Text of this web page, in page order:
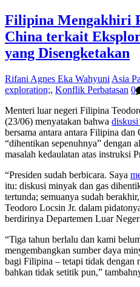
Filipina Mengakhiri
China terkait
yang Disengketakan
Rifani Agnes Eka Wahyuni Asia
exploration;, Konflik Perbatasan 0
Menteri luar negeri Filipina
(23/06) menyatakan bahwa diskusi
bersama antara antara Filipina
“dihentikan sepenuhnya” dengan
masalah kedaulatan atas instruksi
“Presiden sudah berbicara. Saya
itu: diskusi minyak dan gas
tertunda; semuanya sudah
Teodoro Locsin Jr. dalam
berdirinya Departemen Luar
“Tiga tahun berlalu dan kami
mengembangkan sumber daya
bagi Filipina – tetapi tidak dengan
bahkan tidak setitik pun,”